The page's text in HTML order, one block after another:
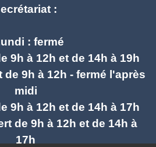
:
: fermé
9h à 12h et de 14h à 19h
de 9h à 12h - fermé l'après
midi
9h à 12h et de 14h à 17h
de 9h à 12h et de 14h à
17h